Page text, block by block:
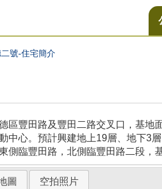
二號-住宅簡介
區豐田路及豐田二路交叉口，基
中心。預計興建地上19層、地下3層
側臨豐田路，北側臨豐田路二段，
圖 空拍照片